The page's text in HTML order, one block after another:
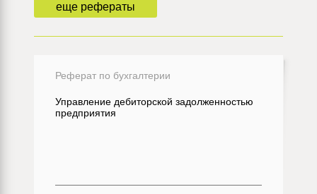
еще рефераты
Реферат по бухгалтерии
Управление дебиторской задолженностью
предприятия